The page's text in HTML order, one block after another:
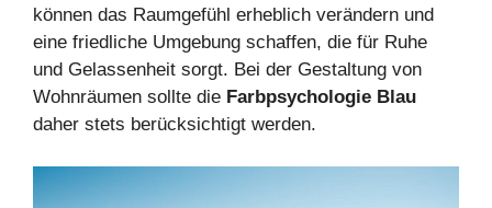
können das Raumgefühl erheblich verändern und
eine friedliche Umgebung schaffen, die für Ruhe
und Gelassenheit sorgt. Bei der Gestaltung von
Wohnräumen sollte die Farbpsychologie Blau
daher stets berücksichtigt werden.